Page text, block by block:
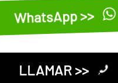
WhatsApp >>
LLAMAR >>